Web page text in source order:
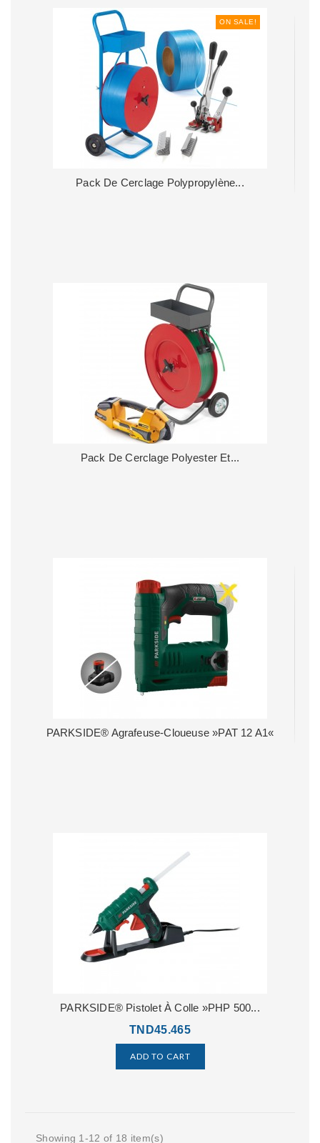
ON SALE!
Pack De Cerclage Polypropylène...
Pack De Cerclage Polyester Et...
PARKSIDE® Agrafeuse-Cloueuse »PAT 12 A1«
PARKSIDE® Pistolet À Colle »PHP 500...
TND45.465
ADD TO CART
Showing 1-12 of 18 item(s)